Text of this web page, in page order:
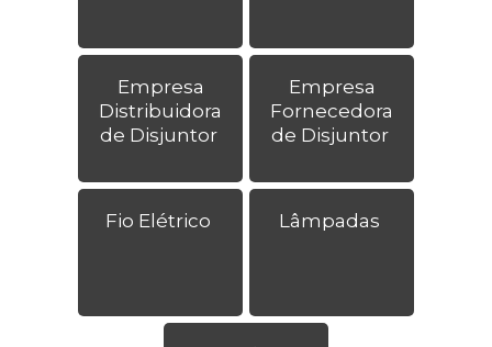
Empresa
Distribuidora
de Disjuntor
Empresa
Fornecedora
de Disjuntor
Fio Elétrico Lâmpadas